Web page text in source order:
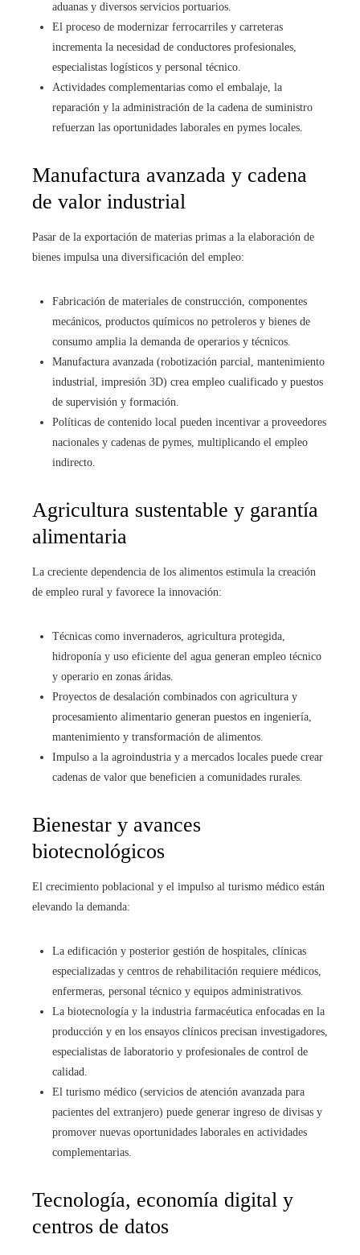
aduanas y diversos servicios portuarios.
El proceso de modernizar ferrocarriles y carreteras
incrementa la necesidad de conductores profesionales,
especialistas logísticos y personal técnico.
Actividades complementarias como el embalaje, la
reparación y la administración de la cadena de suministro
refuerzan las oportunidades laborales en pymes locales.
Manufactura avanzada y cadena
de valor industrial
Pasar de la exportación de materias primas a la elaboración de
bienes impulsa una diversificación del empleo:
Fabricación de materiales de construcción, componentes
mecánicos, productos químicos no petroleros y bienes de
consumo amplia la demanda de operarios y técnicos.
Manufactura avanzada (robotización parcial, mantenimiento
industrial, impresión 3D) crea empleo cualificado y puestos
de supervisión y formación.
Políticas de contenido local pueden incentivar a proveedores
nacionales y cadenas de pymes, multiplicando el empleo
indirecto.
Agricultura sustentable y garantía
alimentaria
La creciente dependencia de los alimentos estimula la creación
de empleo rural y favorece la innovación:
Técnicas como invernaderos, agricultura protegida,
hidroponía y uso eficiente del agua generan empleo técnico
y operario en zonas áridas.
Proyectos de desalación combinados con agricultura y
procesamiento alimentario generan puestos en ingeniería,
mantenimiento y transformación de alimentos.
Impulso a la agroindustria y a mercados locales puede crear
cadenas de valor que beneficien a comunidades rurales.
Bienestar y avances
biotecnológicos
El crecimiento poblacional y el impulso al turismo médico están
elevando la demanda:
La edificación y posterior gestión de hospitales, clínicas
especializadas y centros de rehabilitación requiere médicos,
enfermeras, personal técnico y equipos administrativos.
La biotecnología y la industria farmacéutica enfocadas en la
producción y en los ensayos clínicos precisan investigadores,
especialistas de laboratorio y profesionales de control de
calidad.
El turismo médico (servicios de atención avanzada para
pacientes del extranjero) puede generar ingreso de divisas y
promover nuevas oportunidades laborales en actividades
complementarias.
Tecnología, economía digital y
centros de datos